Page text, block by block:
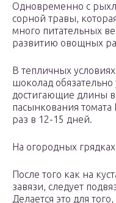
Одновременно с
сорной травы,
много питательных
развитию овощных
В тепличных
шоколад
достигающие длины
пасынкования
раз в 12-15 дней.
На огородных
После того как на
завязи, следует
Делается это для